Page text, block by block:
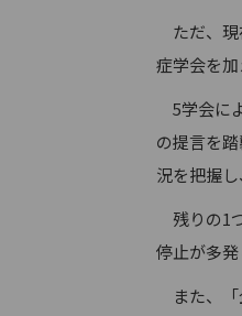
ただ、現
症学会を
5学会に
の提言を
況を把握
残りの1
停止が多
また、「